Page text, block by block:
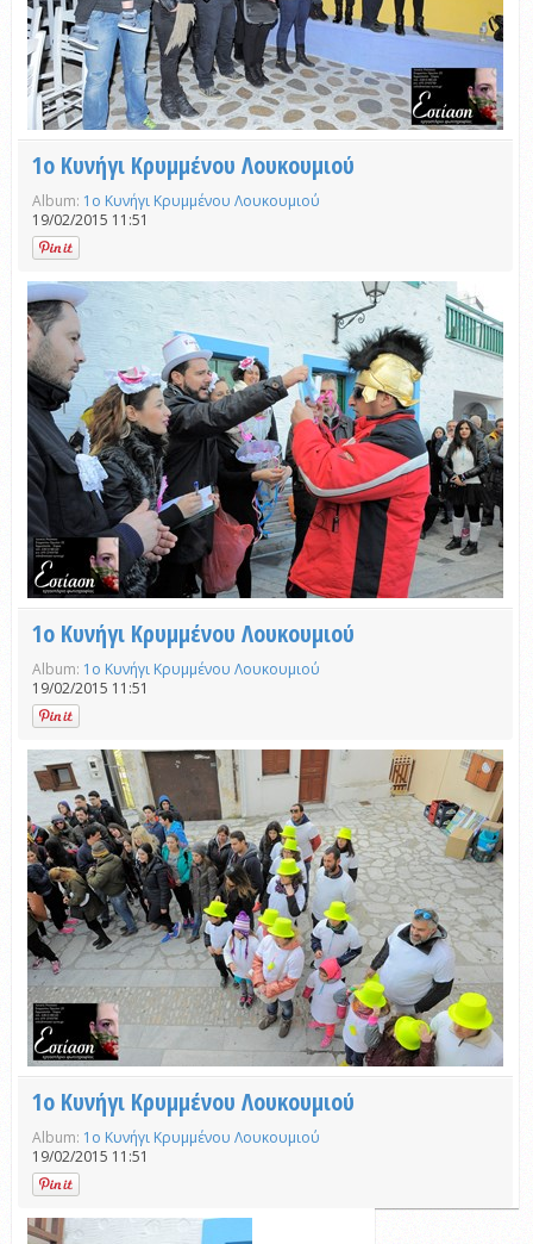
1ο Κυνήγι Κρυμμένου Λουκουμιού
Album: 1ο Κυνήγι Κρυμμένου Λουκουμιού
19/02/2015 11:51
1ο Κυνήγι Κρυμμένου Λουκουμιού
Album: 1ο Κυνήγι Κρυμμένου Λουκουμιού
19/02/2015 11:51
1ο Κυνήγι Κρυμμένου Λουκουμιού
Album: 1ο Κυνήγι Κρυμμένου Λουκουμιού
19/02/2015 11:51